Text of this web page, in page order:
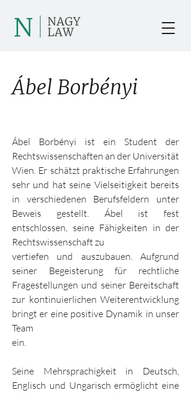
Ábel Borbényi
Ábel Borbényi ist ein Student der
Rechtswissenschaften an der Universität
Wien. Er schätzt praktische Erfahrungen
sehr und hat seine Vielseitigkeit bereits
in verschiedenen Berufsfeldern unter
Beweis gestellt. Ábel ist fest
entschlossen, seine Fähigkeiten in der
Rechtswissenschaft zu
vertiefen und auszubauen. Aufgrund
seiner Begeisterung für rechtliche
Fragestellungen und seiner Bereitschaft
zur kontinuierlichen Weiterentwicklung
bringt er eine positive Dynamik in unser
Team
ein.
Seine Mehrsprachigkeit in Deutsch,
Englisch und Ungarisch ermöglicht eine